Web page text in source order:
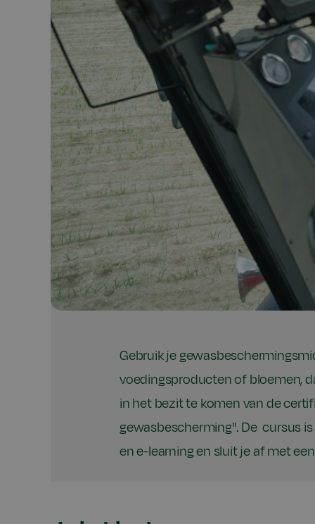
Gebruik je
voedingsproducten of bloemen,
in het bezit te komen van de
gewasbescherming". De cursus
en e-learning en sluit je af met